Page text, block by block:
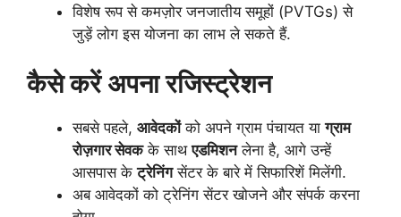
विशेष रूप से कमज़ोर जनजातीय समूहों (PVTGs) से
जुड़ें लोग इस योजना का लाभ ले सकते हैं.
कैसे करें अपना रजिस्ट्रेशन
सबसे पहले, आवेदकोंको अपने ग्राम पंचायत याग्राम
रोज़गार सेवकके साथएडमिशनलेना है, आगे उन्हें
आसपास केट्रेनिंगसेंटर के बारे में सिफारिशें मिलेंगी.
अब आवेदकों को ट्रेनिंग सेंटर खोजने और संपर्क करना